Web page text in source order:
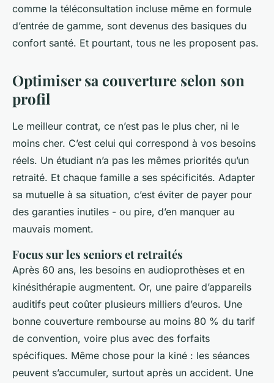
comme la téléconsultation incluse même en formule
d’entrée de gamme, sont devenus des basiques du
confort santé. Et pourtant, tous ne les proposent pas.
Optimiser sa couverture selon son
profil
Le meilleur contrat, ce n’est pas le plus cher, ni le
moins cher. C’est celui qui correspond à vos besoins
réels. Un étudiant n’a pas les mêmes priorités qu’un
retraité. Et chaque famille a ses spécificités. Adapter
sa mutuelle à sa situation, c’est éviter de payer pour
des garanties inutiles - ou pire, d’en manquer au
mauvais moment.
Focus sur les seniors et retraités
Après 60 ans, les besoins en audioprothèses et en
kinésithérapie augmentent. Or, une paire d’appareils
auditifs peut coûter plusieurs milliers d’euros. Une
bonne couverture rembourse au moins 80 % du tarif
de convention, voire plus avec des forfaits
spécifiques. Même chose pour la kiné : les séances
peuvent s’accumuler, surtout après un accident. Une